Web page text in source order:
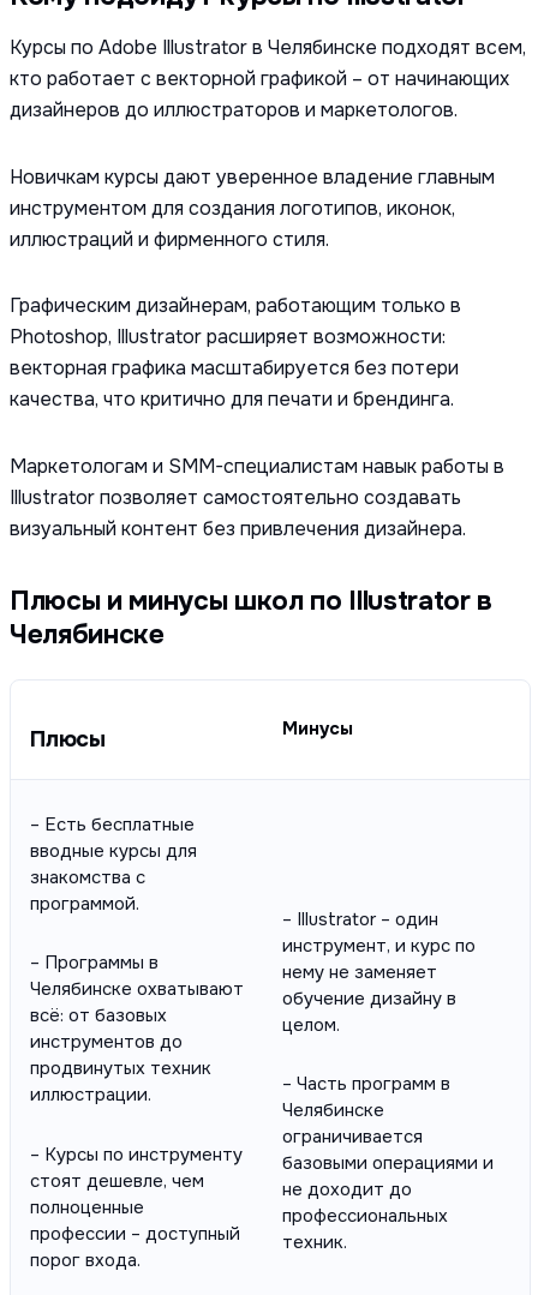
Курсы по Adobe Illustrator в Челябинске подходят всем,
кто работает с векторной графикой – от начинающих
дизайнеров до иллюстраторов и маркетологов.
Новичкам курсы дают уверенное владение главным
инструментом для создания логотипов, иконок,
иллюстраций и фирменного стиля.
Графическим дизайнерам, работающим только в
Photoshop, Illustrator расширяет возможности:
векторная графика масштабируется без потери
качества, что критично для печати и брендинга.
Маркетологам и SMM-специалистам навык работы в
Illustrator позволяет самостоятельно создавать
визуальный контент без привлечения дизайнера.
Плюсы и минусы школ по Illustrator в
Челябинске
Плюсы Минусы
– Есть бесплатные
вводные курсы для
знакомства с
программой.
– Программы в
Челябинске охватывают
всё: от базовых
инструментов до
продвинутых техник
иллюстрации.
– Курсы по инструменту
стоят дешевле, чем
полноценные
профессии – доступный
порог входа.
– Illustrator – один
инструмент, и курс по
нему не заменяет
обучение дизайну в
целом.
– Часть программ в
Челябинске
ограничивается
базовыми операциями и
не доходит до
профессиональных
техник.